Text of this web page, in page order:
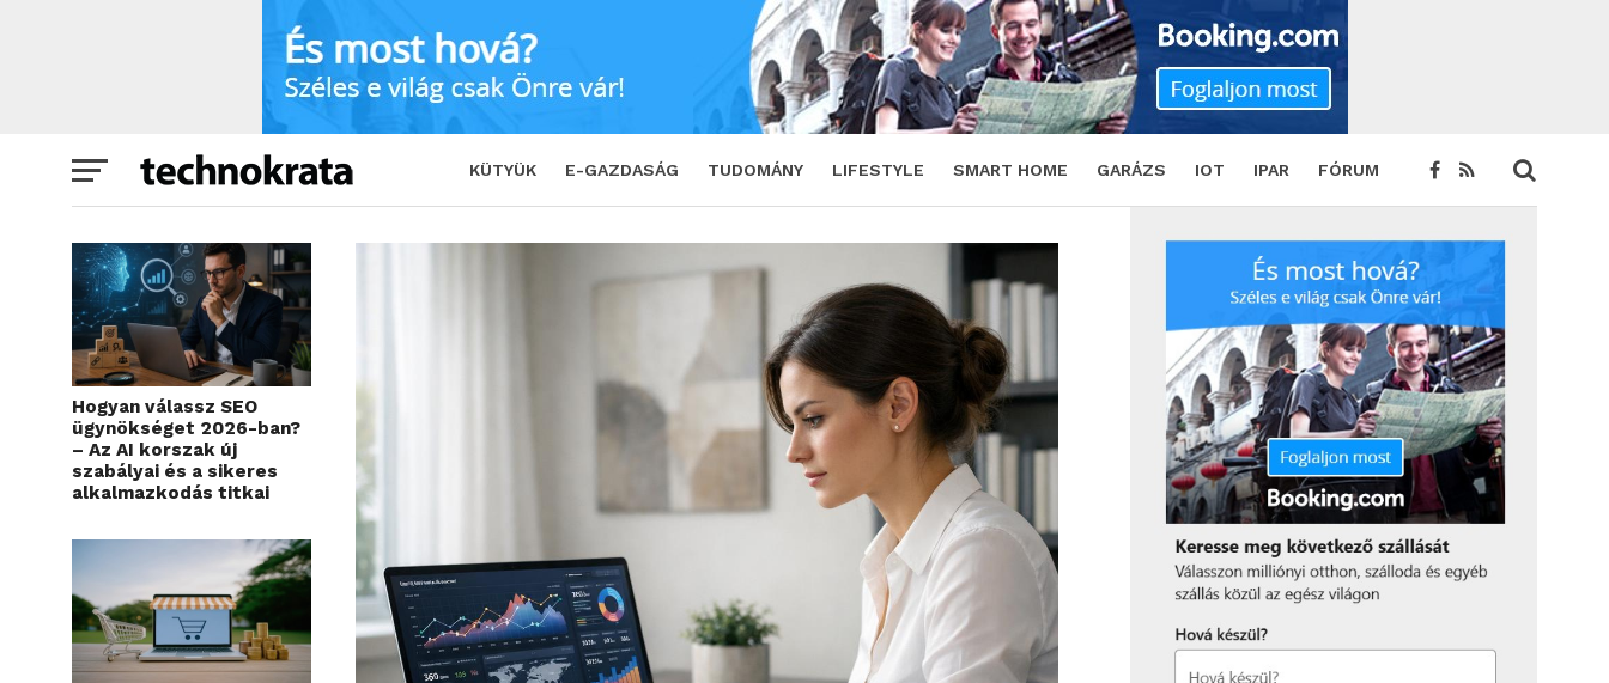
KÜTYÜK E-GAZDASÁG TUDOMÁNY LIFESTYLE SMART HOME GARÁZS IOT IPAR FÓRUM
Innováció a digitális megtalálhatóság mögött TWEET
Hogyan válassz SEO
ügynökséget 2026-ban?
– Az AI korszak új
szabályai és a sikeres
alkalmazkodás titkai